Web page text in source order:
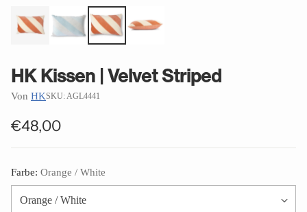
HK Kissen | Velvet Striped
Von HKSKU: AGL4441
Normaler
€48,00
Farbe: Orange / White